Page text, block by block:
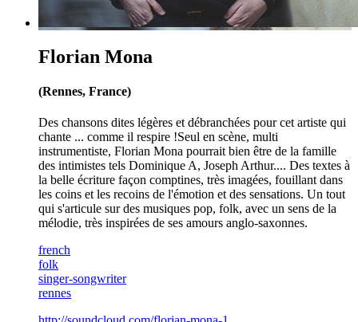
Florian Mona
(Rennes, France)
Des chansons dites légères et débranchées pour cet artiste qui
chante ... comme il respire !Seul en scène, multi
instrumentiste, Florian Mona pourrait bien être de la famille
des intimistes tels Dominique A, Joseph Arthur.... Des textes à
la belle écriture façon comptines, très imagées, fouillant dans
les coins et les recoins de l'émotion et des sensations. Un tout
qui s'articule sur des musiques pop, folk, avec un sens de la
mélodie, très inspirées de ses amours anglo-saxonnes.
french
folk
singer-songwriter
rennes